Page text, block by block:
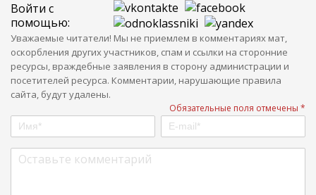
Войти с
помощью:
Уважаемые читатели! Мы не приемлем в комментариях мат,
оскорбления других участников, спам и ссылки на сторонние
ресурсы, враждебные заявления в сторону администрации и
посетителей ресурса. Комментарии, нарушающие правила
сайта, будут удалены.
Обязательные поля отмечены *